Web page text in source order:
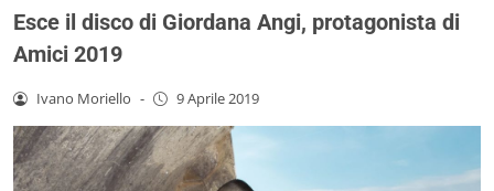
Esce il disco di Giordana Angi, protagonista di
Amici 2019
Ivano Moriello - 9 Aprile 2019